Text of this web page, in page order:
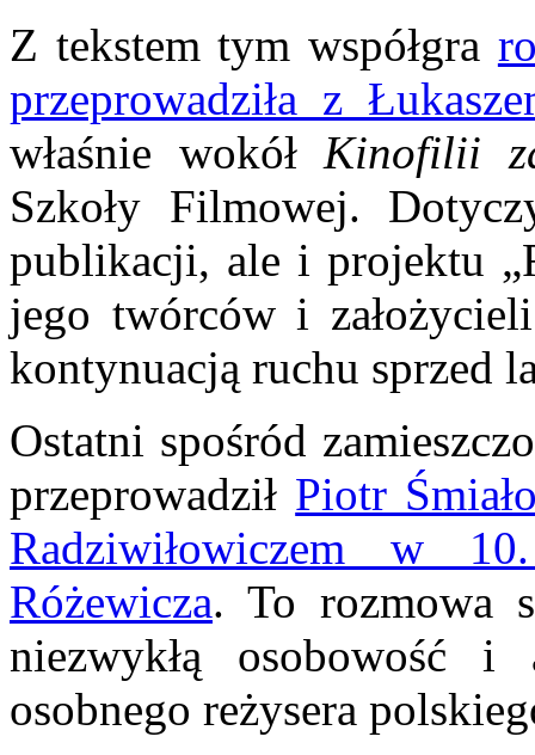
Z tekstem tym współgra
przeprowadziła z
właśnie wokółKinofilii
Szkoły Filmowej.
publikacji, ale i projektu
jego twórców i
kontynuacją ruchu sprzed
Ostatni spośród
przeprowadził Piotr
Radziwiłowiczem w
Różewicza. To rozmowa
niezwykłą osobowość
osobnego reżysera